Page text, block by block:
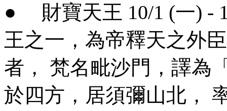
● 財寶天王 10/1 (一) -
王之一，為帝釋天之外
者， 梵名毗沙門，譯為
於四方，居須彌山北，